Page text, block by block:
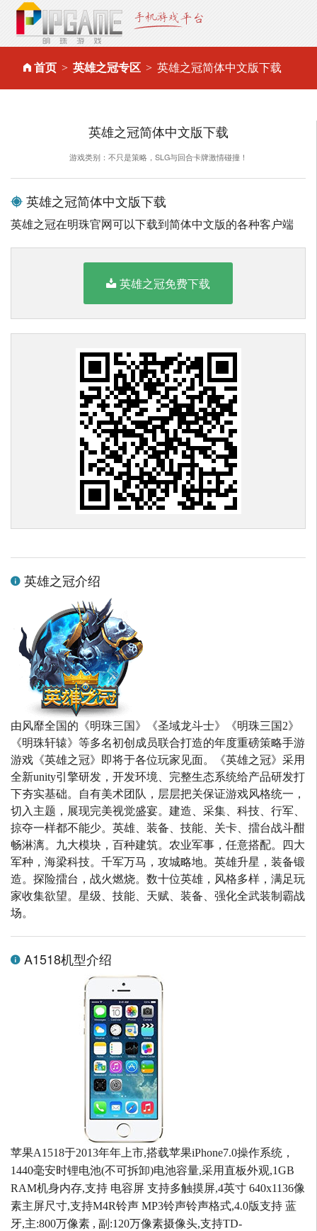
首页 英雄之冠专区 英雄之冠简体中文版下载
英雄之冠简体中文版下载
游戏类别：不只是策略，SLG与回合卡牌激情碰撞！
英雄之冠简体中文版下载
英雄之冠在明珠官网可以下载到简体中文版的各种客户端
英雄之冠免费下载
英雄之冠介绍
由风靡全国的《明珠三国》《圣域龙斗士》《明珠三国2》
《明珠轩辕》等多名初创成员联合打造的年度重磅策略手游
游戏《英雄之冠》即将于各位玩家见面。《英雄之冠》采用
全新unity引擎研发，开发环境、完整生态系统给产品研发打
下夯实基础。自有美术团队，层层把关保证游戏风格统一，
切入主题，展现完美视觉盛宴。建造、采集、科技、行军、
掠夺一样都不能少。英雄、装备、技能、关卡、擂台战斗酣
畅淋漓。九大模块，百种建筑。农业军事，任意搭配。四大
军种，海梁科技。千军万马，攻城略地。英雄升星，装备锻
造。探险擂台，战火燃烧。数十位英雄，风格多样，满足玩
家收集欲望。星级、技能、天赋、装备、强化全武装制霸战
场。
A1518机型介绍
苹果A1518于2013年年上市,搭载苹果iPhone7.0操作系统，
1440毫安时锂电池(不可拆卸)电池容量,采用直板外观,1GB
RAM机身内存,支持 电容屏 支持多触摸屏,4英寸 640x1136像
素主屏尺寸,支持M4R铃声 MP3铃声铃声格式,4.0版支持 蓝
牙,主:800万像素 , 副:120万像素摄像头,支持TD-